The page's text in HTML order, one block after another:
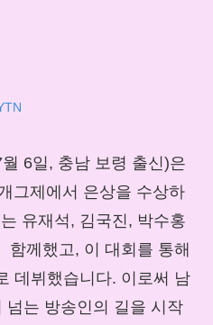
6일, 충남 보령 출신)은
그제에서 은상을 수상하
유재석, 김국진, 박수홍
께했고, 이 대회를 통해
데뷔했습니다. 이로써 남
넘는 방송인의 길을 시작